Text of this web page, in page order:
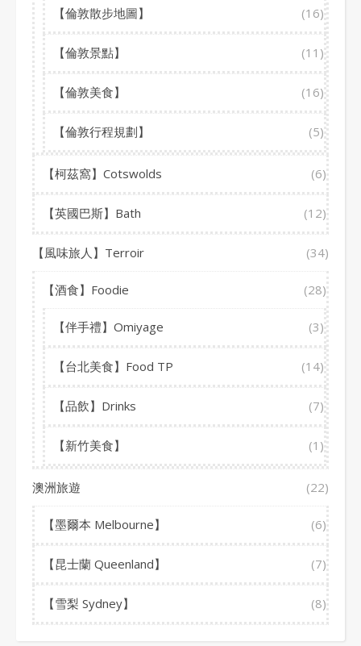
【倫敦散步地圖】 (16)
【倫敦景點】 (11)
【倫敦美食】 (16)
【倫敦行程規劃】 (5)
【柯茲窩】Cotswolds (6)
【英國巴斯】Bath (12)
【風味旅人】Terroir (34)
【酒食】Foodie (28)
【伴手禮】Omiyage (3)
【台北美食】Food TP (14)
【品飲】Drinks (7)
【新竹美食】 (1)
澳洲旅遊 (22)
【墨爾本 Melbourne】 (6)
【昆士蘭 Queenland】 (7)
【雪梨 Sydney】 (8)